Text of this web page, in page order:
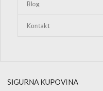
Blog
Kontakt
SIGURNA KUPOVINA